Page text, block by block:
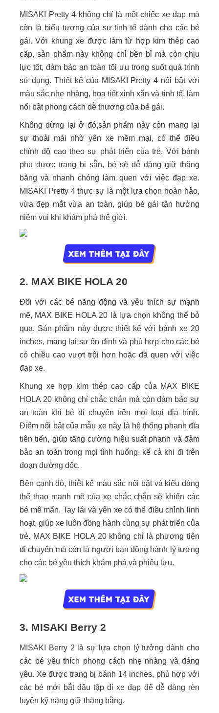
MISAKI Pretty 4 không chỉ là một chiếc xe đạp mà
còn là biểu tượng của sự tinh tế dành cho các bé
gái. Với khung xe được làm từ hợp kim thép cao
cấp, sản phẩm này không chỉ bền bỉ mà còn chịu
lực tốt, đảm bảo an toàn tối ưu trong suốt quá trình
sử dụng. Thiết kế của MISAKI Pretty 4 nổi bật với
màu sắc nhẹ nhàng, họa tiết xinh xắn và tinh tế, làm
nổi bật phong cách dễ thương của bé gái.
Không dừng lại ở đó,sản phẩm này còn mang lại
sự thoải mái nhờ yên xe mềm mại, có thể điều
chỉnh độ cao theo sự phát triển của trẻ. Với bánh
phụ được trang bị sẵn, bé sẽ dễ dàng giữ thăng
bằng và nhanh chóng làm quen với việc đạp xe.
MISAKI Pretty 4 thực sự là một lựa chọn hoàn hảo,
vừa đẹp mắt vừa an toàn, giúp bé gái tận hưởng
niềm vui khi khám phá thế giới.
2. MAX BIKE HOLA 20
Đối với các bé năng động và yêu thích sự mạnh
mẽ, MAX BIKE HOLA 20 là lựa chọn không thể bỏ
qua. Sản phẩm này được thiết kế với bánh xe 20
inches, mang lại sự ổn định và phù hợp cho các bé
có chiều cao vượt trội hơn hoặc đã quen với việc
đạp xe.
Khung xe hợp kim thép cao cấp của MAX BIKE
HOLA 20 không chỉ chắc chắn mà còn đảm bảo sự
an toàn khi bé di chuyển trên mọi loại địa hình.
Điểm nổi bật của mẫu xe này là hệ thống phanh đĩa
tiên tiến, giúp tăng cường hiệu suất phanh và đảm
bảo an toàn trong mọi tình huống, kể cả khi đi trên
đoạn đường dốc.
Bên cạnh đó, thiết kế màu sắc nổi bật và kiểu dáng
thể thao mạnh mẽ của xe chắc chắn sẽ khiến các
bé mê mẩn. Tay lái và yên xe có thể điều chỉnh linh
hoạt, giúp xe luôn đồng hành cùng sự phát triển của
trẻ. MAX BIKE HOLA 20 không chỉ là phương tiện
di chuyển mà còn là người bạn đồng hành lý tưởng
cho các bé yêu thích khám phá và phiêu lưu.
3. MISAKI Berry 2
MISAKI Berry 2 là sự lựa chọn lý tưởng dành cho
các bé yêu thích phong cách nhẹ nhàng và đáng
yêu. Xe được trang bị bánh 14 inches, phù hợp với
các bé mới bắt đầu tập đi xe đạp để dễ dàng rèn
luyện kỹ năng giữ thăng bằng.